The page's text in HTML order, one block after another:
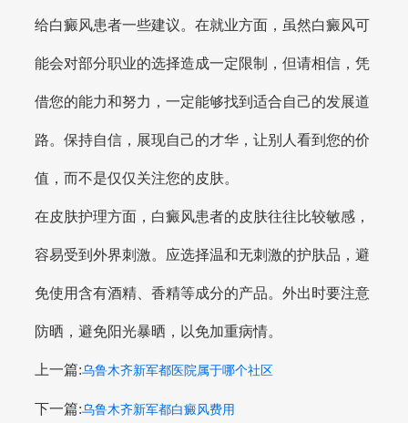
给白癜风患者一些建议。在就业方面，虽然白癜风可
能会对部分职业的选择造成一定限制，但请相信，凭
借您的能力和努力，一定能够找到适合自己的发展道
路。保持自信，展现自己的才华，让别人看到您的价
值，而不是仅仅关注您的皮肤。
在皮肤护理方面，白癜风患者的皮肤往往比较敏感，
容易受到外界刺激。应选择温和无刺激的护肤品，避
免使用含有酒精、香精等成分的产品。外出时要注意
防晒，避免阳光暴晒，以免加重病情。
上一篇:乌鲁木齐新军都医院属于哪个社区
下一篇:乌鲁木齐新军都白癜风费用